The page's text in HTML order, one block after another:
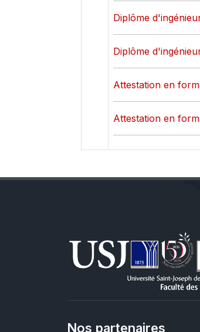
Diplôme
Diplôme
Attestation en
Attestation en
Nos partenaires